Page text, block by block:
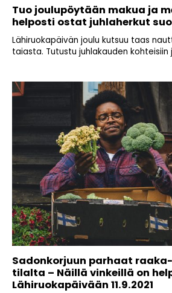
Tuo joulupöytään makua ja
helposti ostat juhlaherkut
Lähiruokapäivän joulu kutsuu taas
taiasta. Tutustu juhlakauden
Sadonkorjuun parhaat
tilalta – Näillä vinkeillä on
Lähiruokapäivään 11.9.2021